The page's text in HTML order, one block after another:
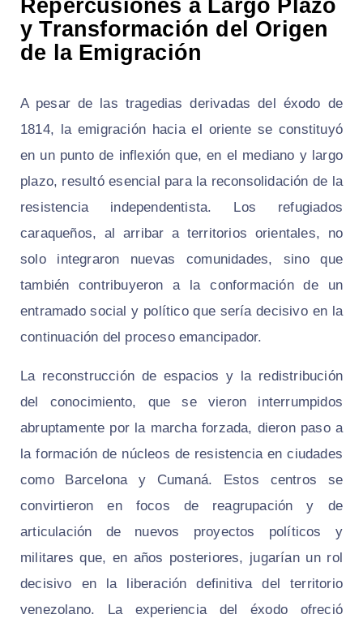
Repercusiones a Largo Plazo
y Transformación del Origen
de la Emigración
A pesar de las tragedias derivadas del éxodo de
1814, la emigración hacia el oriente se constituyó
en un punto de inflexión que, en el mediano y largo
plazo, resultó esencial para la reconsolidación de la
resistencia independentista. Los refugiados
caraqueños, al arribar a territorios orientales, no
solo integraron nuevas comunidades, sino que
también contribuyeron a la conformación de un
entramado social y político que sería decisivo en la
continuación del proceso emancipador.
La reconstrucción de espacios y la redistribución
del conocimiento, que se vieron interrumpidos
abruptamente por la marcha forzada, dieron paso a
la formación de núcleos de resistencia en ciudades
como Barcelona y Cumaná. Estos centros se
convirtieron en focos de reagrupación y de
articulación de nuevos proyectos políticos y
militares que, en años posteriores, jugarían un rol
decisivo en la liberación definitiva del territorio
venezolano. La experiencia del éxodo ofreció